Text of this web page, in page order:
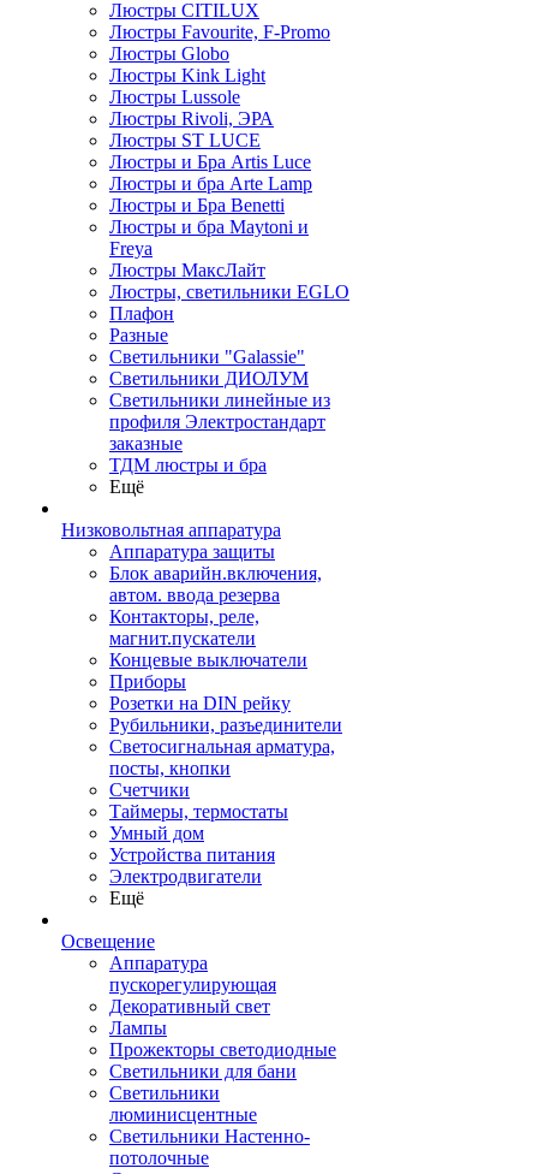
Люстры CITILUX
Люстры Favourite, F-Promo
Люстры Globo
Люстры Kink Light
Люстры Lussole
Люстры Rivoli, ЭРА
Люстры ST LUCE
Люстры и Бра Artis Luce
Люстры и бра Arte Lamp
Люстры и Бра Benetti
Люстры и бра Maytoni и
Freya
Люстры МаксЛайт
Люстры, светильники EGLO
Плафон
Разные
Светильники "Galassie"
Светильники ДИОЛУМ
Светильники линейные из
профиля Электростандарт
заказные
ТДМ люстры и бра
Ещё
Низковольтная аппаратура
Аппаратура защиты
Блок аварийн.включения,
автом. ввода резерва
Контакторы, реле,
магнит.пускатели
Концевые выключатели
Приборы
Розетки на DIN рейку
Рубильники, разъединители
Светосигнальная арматура,
посты, кнопки
Счетчики
Таймеры, термостаты
Умный дом
Устройства питания
Электродвигатели
Ещё
Освещение
Аппаратура
пускорегулирующая
Декоративный свет
Лампы
Прожекторы светодиодные
Светильники для бани
Светильники
люминисцентные
Светильники Настенно-
потолочные